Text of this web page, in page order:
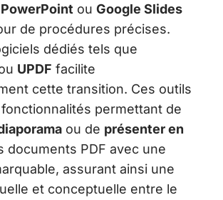
ou Google Slides
de procédures précises.
dédiés tels que
UPDF facilite
cette transition. Ces outils
permettant de
ou de présenter en
documents PDF avec une
assurant ainsi une
et conceptuelle entre le